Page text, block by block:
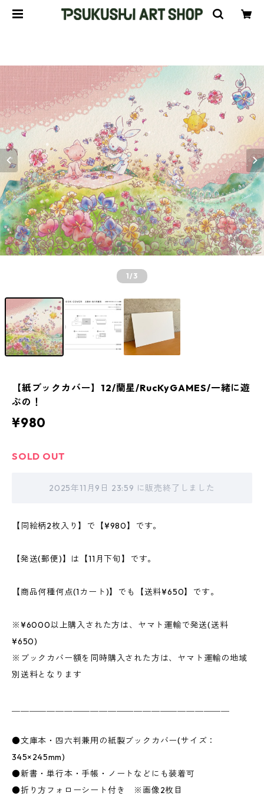
1/3
【紙ブックカバー】12/蘭星/RucKyGAMES/一緒に遊
ぶの！
¥980
SOLD OUT
2025年11月9日 23:59 に販売終了しました
【同絵柄2枚入り】で【¥980】です。
【発送(郵便)】は【11月下旬】です。
【商品何種何点(1カート)】でも【送料¥650】です。
※¥6000以上購入された方は、ヤマト運輸で発送(送料
¥650)
※ブックカバー額を同時購入された方は、ヤマト運輸の地域
別送料となります
●文庫本・四六判兼用の紙製ブックカバー(サイズ：
345×245mm)
●新書・単行本・手帳・ノートなどにも装着可
●折り方フォローシート付き ※画像2枚目